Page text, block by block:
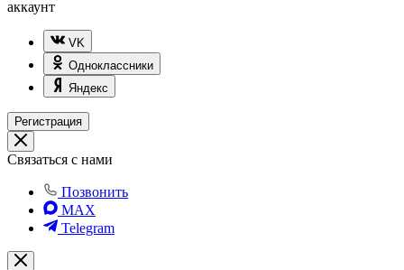
аккаунт
VK
Одноклассники
Яндекс
Регистрация
Связаться с нами
Позвонить
MAX
Telegram